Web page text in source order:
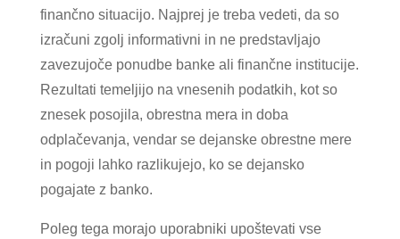
finančno situacijo. Najprej je treba vedeti, da so
izračuni zgolj informativni in ne predstavljajo
zavezujoče ponudbe banke ali finančne institucije.
Rezultati temeljijo na vnesenih podatkih, kot so
znesek posojila, obrestna mera in doba
odplačevanja, vendar se dejanske obrestne mere
in pogoji lahko razlikujejo, ko se dejansko
pogajate z banko.
Poleg tega morajo uporabniki upoštevati vse